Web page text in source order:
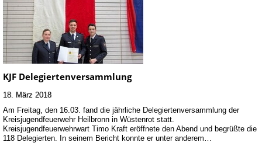
KJF Delegiertenversammlung
18. März 2018
Am Freitag, den 16.03. fand die jährliche Delegiertenversammlung der
Kreisjugendfeuerwehr Heilbronn in Wüstenrot statt.
Kreisjugendfeuerwehrwart Timo Kraft eröffnete den Abend und begrüßte die
118 Delegierten. In seinem Bericht konnte er unter anderem…